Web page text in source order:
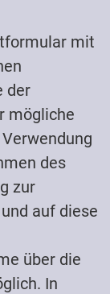
mit
der
mögliche
des
zur
auf diese
über die
In